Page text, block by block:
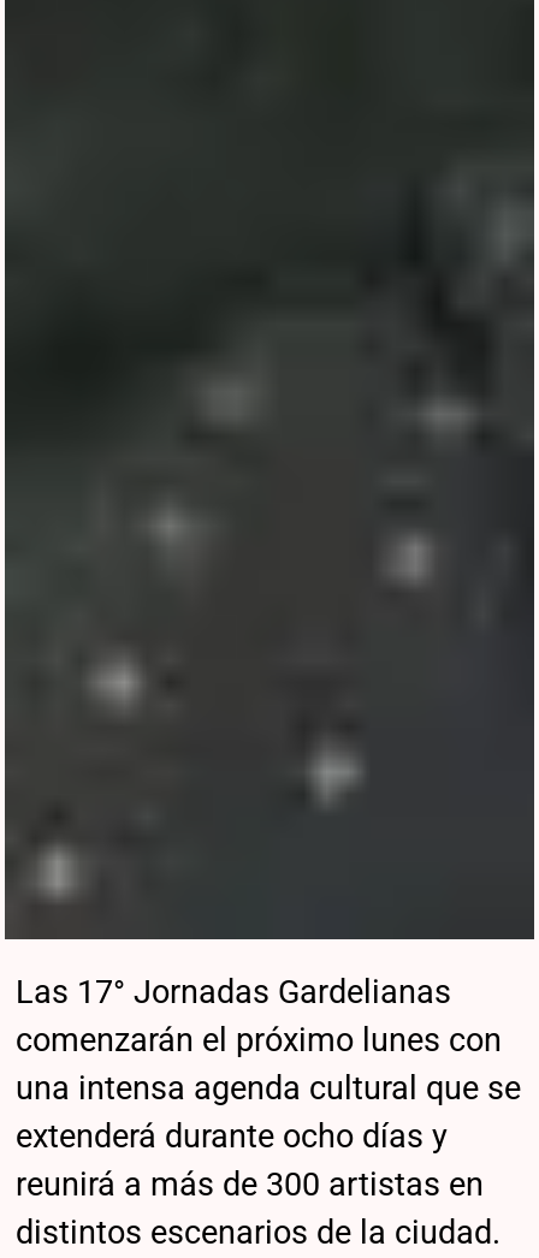
Las 17° Jornadas Gardelianas
comenzarán el próximo lunes con
una intensa agenda cultural que se
extenderá durante ocho días y
reunirá a más de 300 artistas en
distintos escenarios de la ciudad.